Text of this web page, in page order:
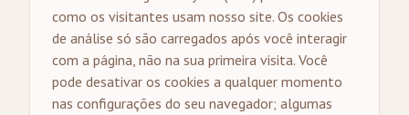
como os visitantes usam nosso site. Os cookies
de análise só são carregados após você interagir
com a página, não na sua primeira visita. Você
pode desativar os cookies a qualquer momento
nas configurações do seu navegador; algumas